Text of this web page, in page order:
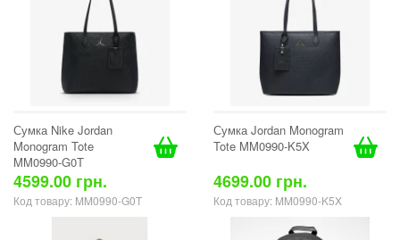
Сумка Nike Jordan
Monogram Tote
MM0990-G0T
4599.00 грн.
Код товару: MM0990-G0T
Сумка Jordan Monogram
Tote MM0990-K5X
4699.00 грн.
Код товару: MM0990-K5X